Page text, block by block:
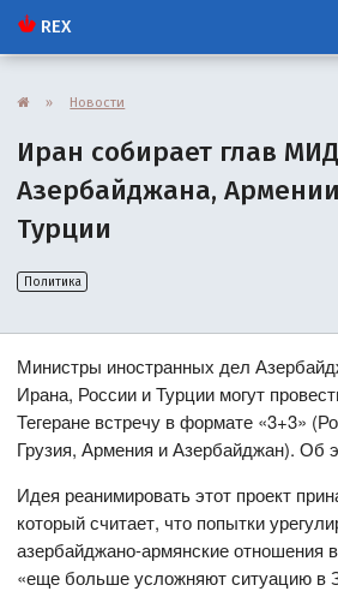
REX
» Новости
Иран собирает глав МИД
Азербайджана,
Турции
Политика
Министры иностранных дел
Ирана, России и Турции могут
Тегеране встречу в формате «3+3»
Грузия, Армения и Азербайджан). Об
Идея реанимировать этот проект
который считает, что попытки
азербайджано-армянские отношения
«еще больше усложняют ситуацию в